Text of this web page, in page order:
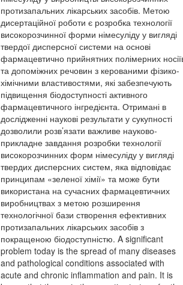
протизапальних лікарських засобів. Метою
дисертаційної роботи є розробка технології
високорозчинної форми німесуліду у вигляді
твердої дисперсної системи на основі
фармацевтично прийнятних полімерних
та допоміжних речовин з керованими фізико-
хімічними властивостями, які забезпечують
підвищення біодоступності активного
фармацевтичного інгредієнта. Отримані в
дослідженні наукові результати у сукупності
дозволили розв’язати важливе науково-
прикладне завдання розробки технології
високорозчинних форм німесуліду у вигляді
твердих дисперсних систем, яка відповідає
принципам «зеленої хімії» та може бути
використана на сучасних фармацевтичних
виробництвах з метою розширення
технологічної бази створення ефективних
протизапальних лікарських засобів з
покращеною біодоступністю. A significant
problem today is the spread of many diseases
and pathological conditions associated with
acute and chronic inflammation and pain. It is